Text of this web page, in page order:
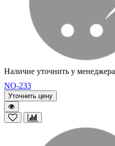
Наличие уточнить у менеджера
NO-233
Уточнить цену